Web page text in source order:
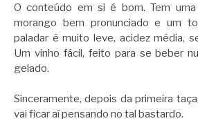
O conteúdo em si é bom. Tem
morango bem pronunciado e um
paladar é muito leve, acidez média,
Um vinho fácil, feito para se beber
gelado.
Sinceramente, depois da primeira
vai ficar aí pensando no tal bastardo.